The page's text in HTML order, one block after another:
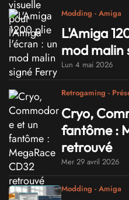
Modding - Amiga
L'Amiga
mod malin
Lun 4 mai 2026
Retrogaming -
Cryo,
fantôme :
retrouvé
Mer 29 avril 2026
Modding - Amiga